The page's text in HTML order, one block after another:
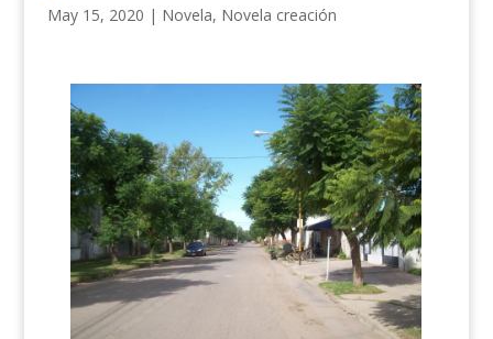
May 15, 2020 | Novela, Novela creación